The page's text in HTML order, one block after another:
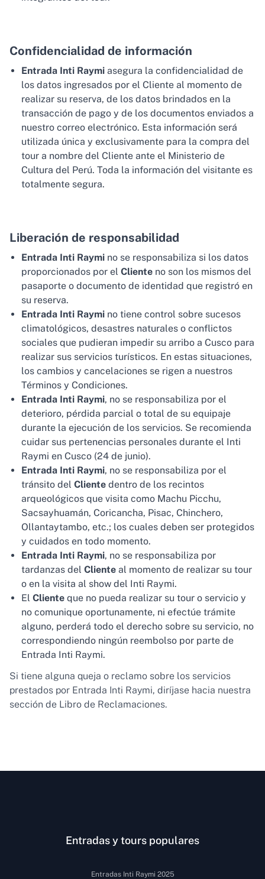
Confidencialidad de información
Entrada Inti Raymi asegura la confidencialidad de
los datos ingresados por el Cliente al momento de
realizar su reserva, de los datos brindados en la
transacción de pago y de los documentos enviados a
nuestro correo electrónico. Esta información será
utilizada única y exclusivamente para la compra del
tour a nombre del Cliente ante el Ministerio de
Cultura del Perú. Toda la información del visitante es
totalmente segura.
Liberación de responsabilidad
Entrada Inti Raymi no se responsabiliza si los datos
proporcionados por el Cliente no son los mismos del
pasaporte o documento de identidad que registró en
su reserva.
Entrada Inti Raymi no tiene control sobre sucesos
climatológicos, desastres naturales o conflictos
sociales que pudieran impedir su arribo a Cusco para
realizar sus servicios turísticos. En estas situaciones,
los cambios y cancelaciones se rigen a nuestros
Términos y Condiciones.
Entrada Inti Raymi, no se responsabiliza por el
deterioro, pérdida parcial o total de su equipaje
durante la ejecución de los servicios. Se recomienda
cuidar sus pertenencias personales durante el Inti
Raymi en Cusco (24 de junio).
Entrada Inti Raymi, no se responsabiliza por el
tránsito del Cliente dentro de los recintos
arqueológicos que visita como Machu Picchu,
Sacsayhuamán, Coricancha, Pisac, Chinchero,
Ollantaytambo, etc.; los cuales deben ser protegidos
y cuidados en todo momento.
Entrada Inti Raymi, no se responsabiliza por
tardanzas del Cliente al momento de realizar su tour
o en la visita al show del Inti Raymi.
El Cliente que no pueda realizar su tour o servicio y
no comunique oportunamente, ni efectúe trámite
alguno, perderá todo el derecho sobre su servicio, no
correspondiendo ningún reembolso por parte de
Entrada Inti Raymi.
Si tiene alguna queja o reclamo sobre los servicios
prestados por Entrada Inti Raymi, diríjase hacia nuestra
sección de Libro de Reclamaciones.
Entradas y tours populares
Entradas Inti Raymi 2025